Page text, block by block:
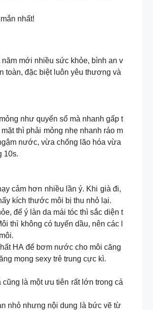
nhất!
mới nhiều sức khỏe, bình an v
toàn, đặc biệt luôn yêu thương và
như quyển sổ mà nhanh gấp t
thì phải mỏng nhẹ nhanh ráo m
nước, vừa chống lão hóa vừa
10s.
cảm hơn nhiều lần ý. Khi già đi,
kích thước môi bị thu nhỏ lại.
để ý làn da mái tóc thì sắc diện t
thì không có tuyến dầu, nên các l
HA để bơm nước cho môi căng
mọng sexy trẻ trung cực kì.
là một ưu tiên rất lớn trong cá
nhỏ nhưng nội dung là bức vẽ từ